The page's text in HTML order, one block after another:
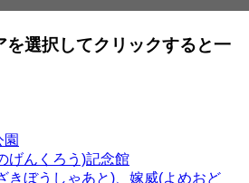
を選択してクリックすると一
げんくろう)記念館
きぼうしゃあと)、嫁威(よめおど